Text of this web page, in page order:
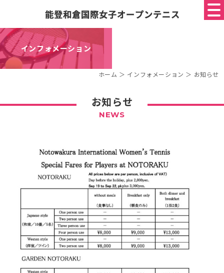
インフォメーション
ホーム ＞ インフォメーション ＞ お知らせ
お知らせ
NEWS